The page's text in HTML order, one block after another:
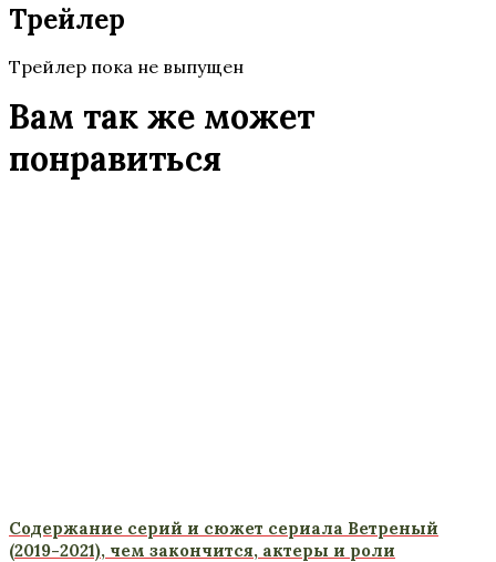
Трейлер
Трейлер пока не выпущен
Вам так же может
понравиться
Содержание серий и сюжет сериала Ветреный
(2019-2021), чем закончится, актеры и роли